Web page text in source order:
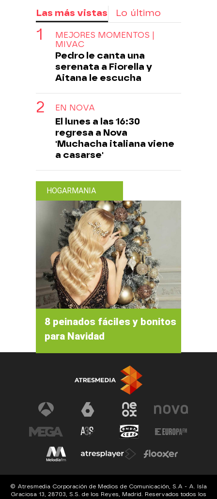
Las más vistas Lo último
MEJORES MOMENTOS |
MIVAC
Pedro le canta una
serenata a Fiorella y
Aitana le escucha
EN NOVA
El lunes a las 16:30
regresa a Nova
'Muchacha italiana viene
a casarse'
HOGARMANIA
8 peinados fáciles y bonitos
para Navidad
© Atresmedia Corporación de Medios de Comunicación, S.A - A. Isla
Graciosa 13, 28703, S.S. de los Reyes, Madrid. Reservados todos los